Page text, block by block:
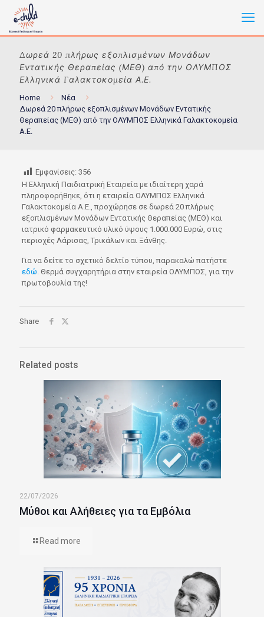
Δωρεά 20 πλήρως εξοπλισμένων Μονάδων
Εντατικής Θεραπείας (ΜΕΘ) από την ΟΛΥΜΠΟΣ
Ελληνικά Γαλακτοκομεία Α.Ε.
Home
Νέα
Δωρεά 20 πλήρως εξοπλισμένων Μονάδων Εντατικής
Θεραπείας (ΜΕΘ) από την ΟΛΥΜΠΟΣ Ελληνικά Γαλακτοκομεία
Α.Ε.
Εμφανίσεις: 356
Η Ελληνική Παιδιατρική Εταιρεία με ιδιαίτερη χαρά
πληροφορήθηκε, ότι η εταιρεία ΟΛΥΜΠΟΣ Ελληνικά
Γαλακτοκομεία Α.Ε., προχώρησε σε δωρεά 20 πλήρως
εξοπλισμένων Μονάδων Εντατικής Θεραπείας (ΜΕΘ) και
ιατρικό φαρμακευτικό υλικό ύψους 1.000.000 Ευρώ, στις
περιοχές Λάρισας, Τρικάλων και Ξάνθης.
Για να δείτε το σχετικό δελτίο τύπου, παρακαλώ πατήστε
εδώ . Θερμά συγχαρητήρια στην εταιρεία ΟΛΥΜΠΟΣ, για την
πρωτοβουλία της!
Share
Related posts
22/07/2026
Μύθοι και Αλήθειες για τα Εμβόλια
Read more